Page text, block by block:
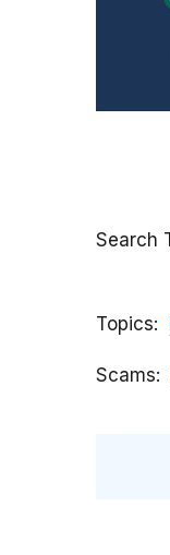
Search
Topics
Scams